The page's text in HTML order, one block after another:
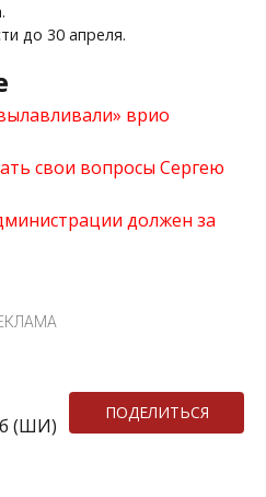
до 30 апреля.
врио
свои вопросы Сергею
должен за
(ШИ)
ПОДЕЛИТЬСЯ